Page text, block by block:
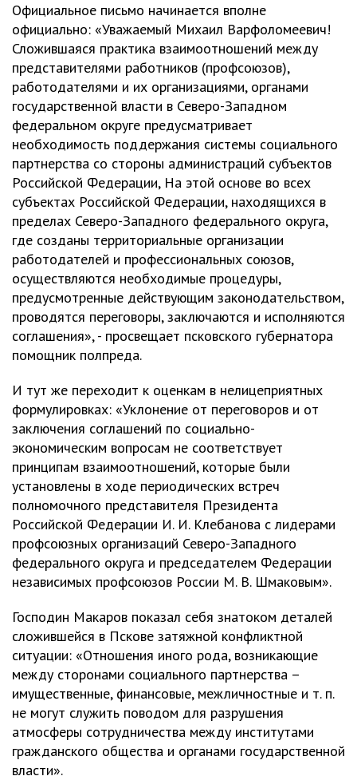
Официальное письмо начинается вполне
официально: «Уважаемый Михаил Варфоломеевич!
Сложившаяся практика взаимоотношений между
представителями работников (профсоюзов),
работодателями и их организациями, органами
государственной власти в Северо-Западном
федеральном округе предусматривает
необходимость поддержания системы социального
партнерства со стороны администраций субъектов
Российской Федерации, На этой основе во всех
субъектах Российской Федерации, находящихся в
пределах Северо-Западного федерального округа,
где созданы территориальные организации
работодателей и профессиональных союзов,
осуществляются необходимые процедуры,
предусмотренные действующим законодательством,
проводятся переговоры, заключаются и исполняются
соглашения», - просвещает псковского губернатора
помощник полпреда.
И тут же переходит к оценкам в нелицеприятных
формулировках: «Уклонение от переговоров и от
заключения соглашений по социально-
экономическим вопросам не соответствует
принципам взаимоотношений, которые были
установлены в ходе периодических встреч
полномочного представителя Президента
Российской Федерации И. И. Клебанова с лидерами
профсоюзных организаций Северо-Западного
федерального округа и председателем Федерации
независимых профсоюзов России М. В. Шмаковым».
Господин Макаров показал себя знатоком деталей
сложившейся в Пскове затяжной конфликтной
ситуации: «Отношения иного рода, возникающие
между сторонами социального партнерства –
имущественные, финансовые, межличностные и т. п.
не могут служить поводом для разрушения
атмосферы сотрудничества между институтами
гражданского общества и органами государственной
власти».